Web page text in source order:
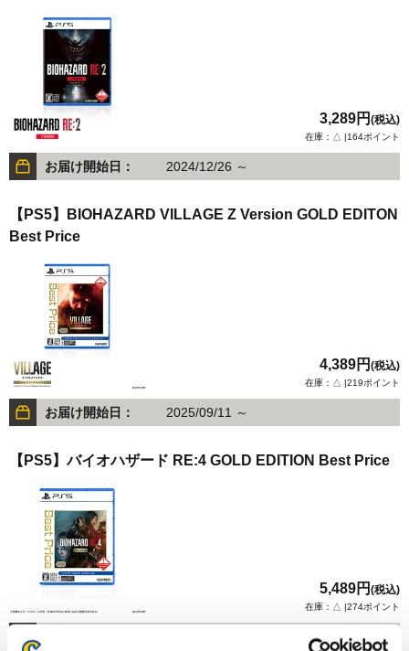
3,289円 (税込)
在庫：△ |164ポイント
お届け開始日： 2024/12/26 ～
【PS5】BIOHAZARD VILLAGE Z Version GOLD EDITON
Best Price
4,389円 (税込)
在庫：△ |219ポイント
お届け開始日： 2025/09/11 ～
【PS5】バイオハザード RE:4 GOLD EDITION Best Price
5,489円 (税込)
在庫：△ |274ポイント